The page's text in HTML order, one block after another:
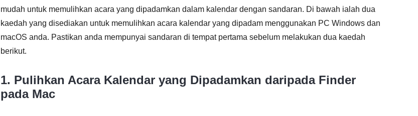
mudah untuk memulihkan acara yang dipadamkan dalam kalendar dengan sandaran. Di bawah ialah dua
kaedah yang disediakan untuk memulihkan acara kalendar yang dipadam menggunakan PC Windows dan
macOS anda. Pastikan anda mempunyai sandaran di tempat pertama sebelum melakukan dua kaedah
berikut.
1. Pulihkan Acara Kalendar yang Dipadamkan daripada Finder
pada Mac